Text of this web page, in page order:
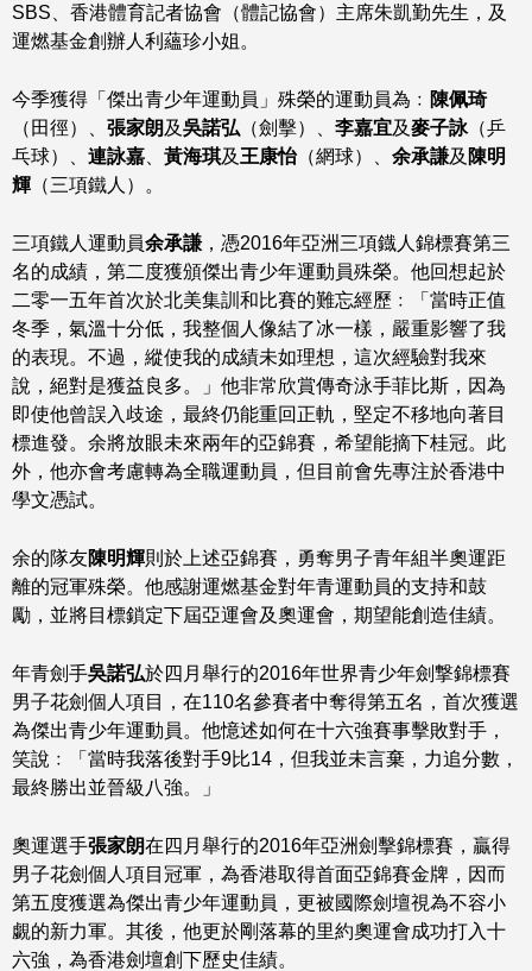
SBS、香港體育記者協會（體記協會）主席朱凱勤先生，及
運燃基金創辦人利蘊珍小姐。
今季獲得「傑出青少年運動員」殊榮的運動員為﹕ 陳佩琦
（田徑）、 張家朗及吳諾弘 （劍擊）、 李嘉宜及麥子詠（乒
乓球）、 連詠嘉 黃海琪及 王康怡 （網球）、 余承謙及 陳明
輝 （三項鐵人）。
三項鐵人運動員余承謙，憑2016年亞洲三項鐡人錦標賽第三
名的成績，第二度獲頒傑出青少年運動員殊榮。他回想起於
二零一五年首次於北美集訓和比賽的難忘經歷﹕「當時正值
冬季，氣溫十分低，我整個人像結了冰一樣，嚴重影響了我
的表現。不過，縱使我的成績未如理想，這次經驗對我來
說，絕對是獲益良多。」他非常欣賞傳奇泳手菲比斯，因為
即使他曾誤入歧途，最終仍能重回正軌，堅定不移地向著目
標進發。余將放眼未來兩年的亞錦賽，希望能摘下桂冠。此
外，他亦會考慮轉為全職運動員，但目前會先專注於香港中
學文憑試。
余的隊友陳明輝則於上述亞錦賽，勇奪男子青年組半奧運距
離的冠軍殊榮。他感謝運燃基金對年青運動員的支持和鼓
勵，並將目標鎖定下屆亞運會及奧運會，期望能創造佳績。
年青劍手吳諾弘於四月舉行的2016年世界青少年劍撃錦標賽
男子花劍個人項目，在110名參賽者中奪得第五名，首次獲選
為傑出青少年運動員。他憶述如何在十六強賽事擊敗對手，
笑說﹕「當時我落後對手9比14，但我並未言棄，力追分數，
最終勝出並晉級八強。」
奧運選手張家朗在四月舉行的2016年亞洲劍擊錦標賽，贏得
男子花劍個人項目冠軍，為香港取得首面亞錦賽金牌，因而
第五度獲選為傑出青少年運動員，更被國際劍壇視為不容小
覷的新力軍。其後，他更於剛落幕的里約奧運會成功打入十
六強，為香港劍壇創下歷史佳績。